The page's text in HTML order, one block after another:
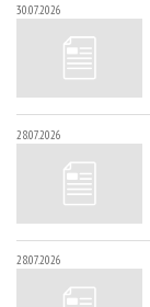
30.07.2026
28.07.2026
28.07.2026